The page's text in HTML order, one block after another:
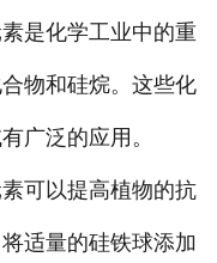
是化学工业中的重
物和硅烷。这些化
广泛的应用。
可以提高植物的抗
适量的硅铁球添加